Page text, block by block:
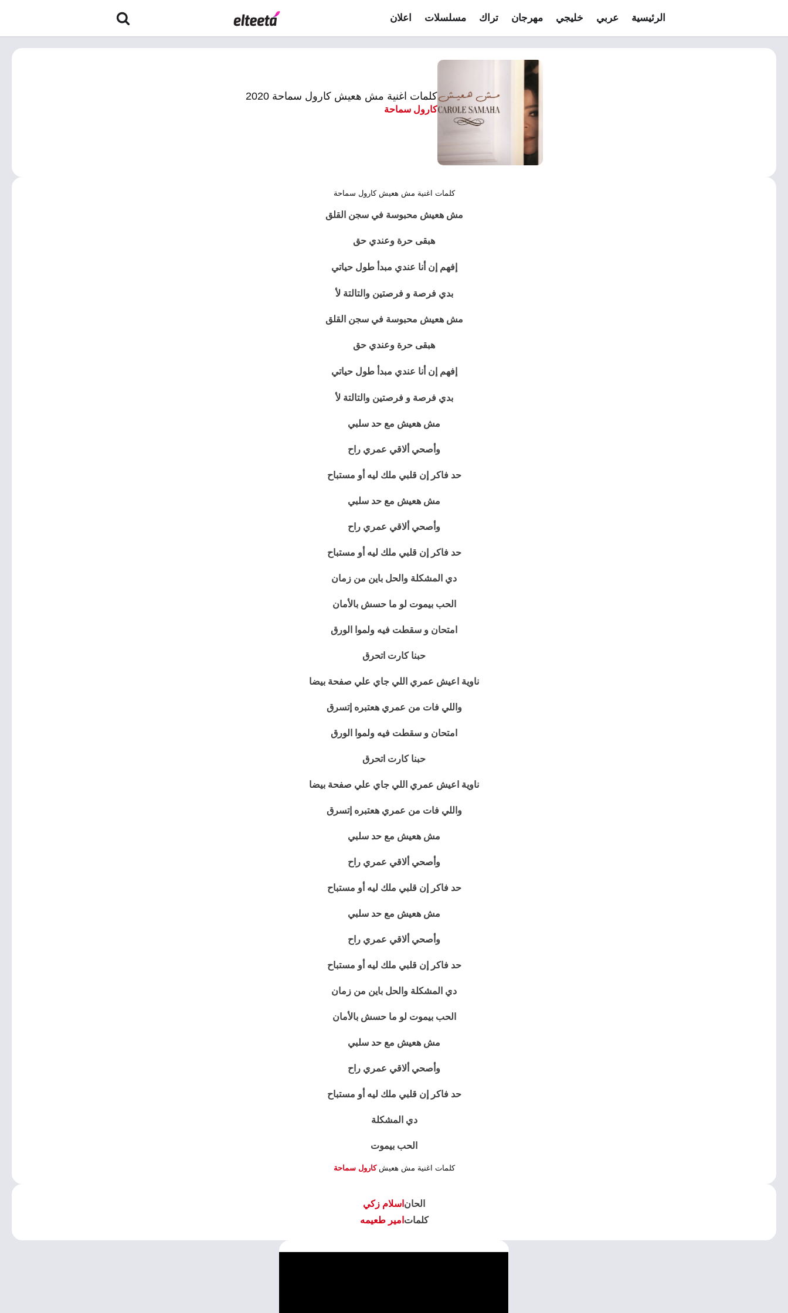
الرئيسية عربي خليجي مهرجان تراك مسلسلات اعلان
كلمات اغنية مش هعيش كارول سماحة 2020
كارول سماحة
كلمات اغنية مش هعيش كارول سماحة
مش هعيش محبوسة في سجن القلق
هبقى حرة وعندي حق
إفهم إن أنا عندي مبدأطول حياتي
بدي فرصة و فرصتينوالتالتة لأ
مش هعيش محبوسة في سجن القلق
هبقى حرة وعندي حق
إفهم إن أنا عندي مبدأطول حياتي
بدي فرصة و فرصتينوالتالتة لأ
مش هعيش مع حد سلبي
وأصحي ألاقي عمري راح
حد فاكر إن قلبي ملك ليه أو مستباح
مش هعيش مع حد سلبي
وأصحي ألاقي عمري راح
حد فاكر إن قلبي ملك ليه أو مستباح
دي المشكلة والحل باين من زمان
الحب بيموت لو ما حسش بالأمان
امتحان و سقطت فيه ولموا الورق
حبنا كارت اتحرق
ناوية اعيش عمري اللي جاي علي صفحة بيضا
واللي فات من عمري هعتبره إتسرق
امتحان و سقطت فيه ولموا الورق
حبنا كارت اتحرق
ناوية اعيش عمري اللي جاي علي صفحة بيضا
واللي فات من عمري هعتبره إتسرق
مش هعيش مع حد سلبي
وأصحي ألاقي عمري راح
حد فاكر إن قلبي ملك ليه أو مستباح
مش هعيش مع حد سلبي
وأصحي ألاقي عمري راح
حد فاكر إن قلبي ملك ليه أو مستباح
دي المشكلة والحل باين من زمان
الحب بيموت لو ما حسش بالأمان
مش هعيش مع حد سلبي
وأصحي ألاقي عمري راح
حد فاكر إن قلبي ملك ليه أو مستباح
دي المشكلة
الحب بيموت
كلمات اغنية مش هعيشكارول سماحة
الحان اسلام زكي
كلمات امير طعيمه